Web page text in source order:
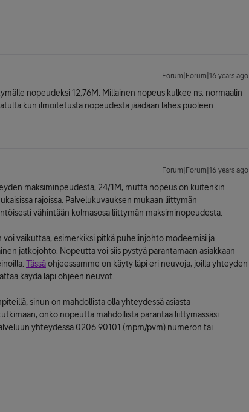
Forum|Forum|16 years ago
nopeudeksi 12,76M. Millainen nopeus kulkee ns. normaalin
kun ilmoitetusta nopeudesta jäädään lähes puoleen...
Forum|Forum|16 years ago
maksiminpeudesta, 24/1M, mutta nopeus on kuitenkin
rajoissa. Palvelukuvauksen mukaan liittymän
vähintään kolmasosa liittymän maksiminopeudesta.
vaikuttaa, esimerkiksi pitkä puhelinjohto modeemisi ja
jatkojohto. Nopeutta voi siis pystyä parantamaan asiakkaan
Tässäohjeessamme on käyty läpi eri neuvoja, joilla yhteyden
käydä läpi ohjeen neuvot.
sinun on mahdollista olla yhteydessä asiasta
onko nopeutta mahdollista parantaa liittymässäsi
yhteydessä 0206 90101 (mpm/pvm) numeron tai